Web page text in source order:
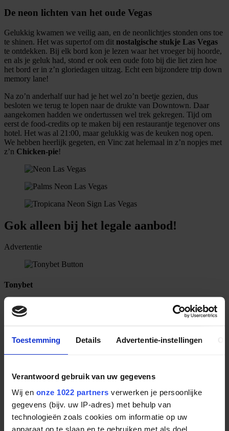
Toestemming Details Advertentie-instellingen
Verantwoord gebruik van uw gegevens
Wij en onze 1022 partners verwerken je persoonlijke
gegevens (bijv. uw IP-adres) met behulp van
technologieën zoals cookies om informatie op uw
apparaat op te slaan en te gebruiken met als doel
De neon lichten van het oude Vegas
Gelukkig kwamen we veilig aan, en de neonlichtjes stonden ons toe
te shinen. Het was supertof om dit nostalgische stukje Las Vegas
te ontdekken. Bij elk bord kon je lezen waar het vroeger bij hoorde,
en als je geluk had, stond er ook een oude foto bij die liet zien hoe
het bord er in z’n gloriedagen uitzag. Echt een bijzondere trip down
memory lane!
Na zo’n anderhalf uur had je het wel zo’n beetje gezien, dus
besloten we terug te lopen naar de drukte van Downtown. Daar
aangekomen hadden we ondertussen wel trek gekregen. Tijd om
eerst de food-credits op te maken bij een restaurantje tegenover ons
hotel. Het was al 21:00, maar gelukkig was de keuken nog open.
We hebben heerlijk gegeten, en Vinc zat helemaal in z’n nopjes met
z’n Chicken-pie!
Gok alleen bij het legale aanbod!
Advertentie
Tonybet
€260 + 26 free spins
Tonybet
Ontvang tot 200 free spins
Speel hier!
Lees review
Advertentie